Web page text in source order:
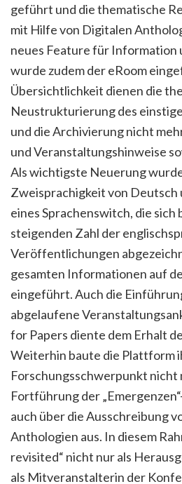
geführt und die thematische
mit Hilfe von Digitalen
neues Feature für Information
wurde zudem der eRoom
Übersichtlichkeit dienen die
Neustrukturierung des
und die Archivierung nicht
und Veranstaltungshinweise
Als wichtigste Neuerung
Zweisprachigkeit von Deutsch
eines Sprachenswitch, die sich
steigenden Zahl der
Veröffentlichungen
gesamten Informationen auf
eingeführt. Auch die
abgelaufene
for Papers diente dem Erhalt
Weiterhin baute die Plattform
Forschungsschwerpunkt nicht
Fortführung der
auch über die Ausschreibung
Anthologien aus. In diesem
revisited“ nicht nur als
als Mitveranstalterin der